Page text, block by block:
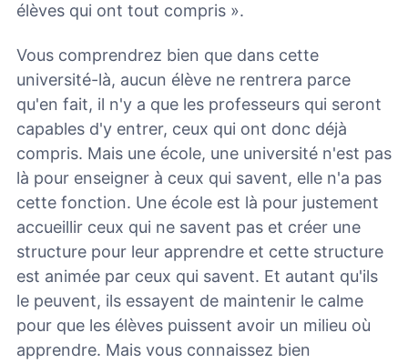
élèves qui ont tout compris ».
Vous comprendrez bien que dans cette
université-là, aucun élève ne rentrera parce
qu'en fait, il n'y a que les professeurs qui seront
capables d'y entrer, ceux qui ont donc déjà
compris. Mais une école, une université n'est pas
là pour enseigner à ceux qui savent, elle n'a pas
cette fonction. Une école est là pour justement
accueillir ceux qui ne savent pas et créer une
structure pour leur apprendre et cette structure
est animée par ceux qui savent. Et autant qu'ils
le peuvent, ils essayent de maintenir le calme
pour que les élèves puissent avoir un milieu où
apprendre. Mais vous connaissez bien